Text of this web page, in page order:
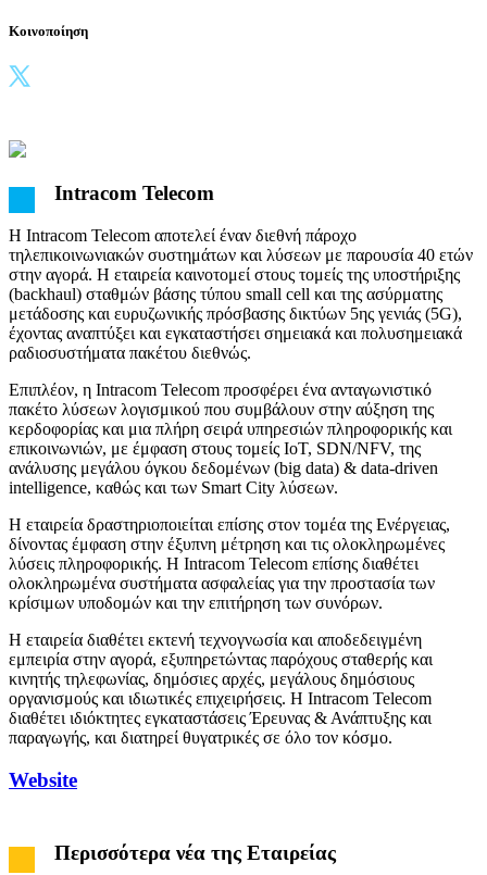
Κοινοποίηση
Intracom Telecom
H Intracom Telecom αποτελεί έναν διεθνή πάροχο
τηλεπικοινωνιακών συστημάτων και λύσεων με παρουσία 40 ετών
στην αγορά. Η εταιρεία καινοτομεί στους τομείς της υποστήριξης
(backhaul) σταθμών βάσης τύπου small cell και της ασύρματης
μετάδοσης και ευρυζωνικής πρόσβασης δικτύων 5ης γενιάς (5G),
έχοντας αναπτύξει και εγκαταστήσει σημειακά και πολυσημειακά
ραδιοσυστήματα πακέτου διεθνώς.
Επιπλέον, η Intracom Telecom προσφέρει ένα ανταγωνιστικό
πακέτο λύσεων λογισμικού που συμβάλουν στην αύξηση της
κερδοφορίας και μια πλήρη σειρά υπηρεσιών πληροφορικής και
επικοινωνιών, με έμφαση στους τομείς IoT, SDN/NFV, της
ανάλυσης μεγάλου όγκου δεδομένων (big data) & data-driven
intelligence, καθώς και των Smart City λύσεων.
Η εταιρεία δραστηριοποιείται επίσης στον τομέα της Ενέργειας,
δίνοντας έμφαση στην έξυπνη μέτρηση και τις ολοκληρωμένες
λύσεις πληροφορικής. Η Intracom Telecom επίσης διαθέτει
ολοκληρωμένα συστήματα ασφαλείας για την προστασία των
κρίσιμων υποδομών και την επιτήρηση των συνόρων.
Η εταιρεία διαθέτει εκτενή τεχνογνωσία και αποδεδειγμένη
εμπειρία στην αγορά, εξυπηρετώντας παρόχους σταθερής και
κινητής τηλεφωνίας, δημόσιες αρχές, μεγάλους δημόσιους
οργανισμούς και ιδιωτικές επιχειρήσεις. Η Intracom Telecom
διαθέτει ιδιόκτητες εγκαταστάσεις Έρευνας & Ανάπτυξης και
παραγωγής, και διατηρεί θυγατρικές σε όλο τον κόσμο.
Website
Περισσότερα νέα της Εταιρείας